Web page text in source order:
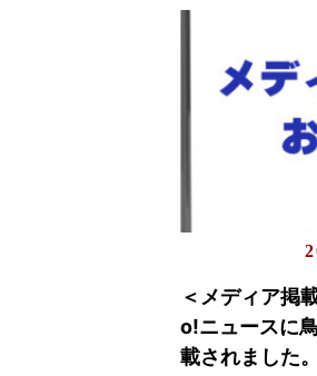
＜メディア掲
o!ニュースに
載されました。